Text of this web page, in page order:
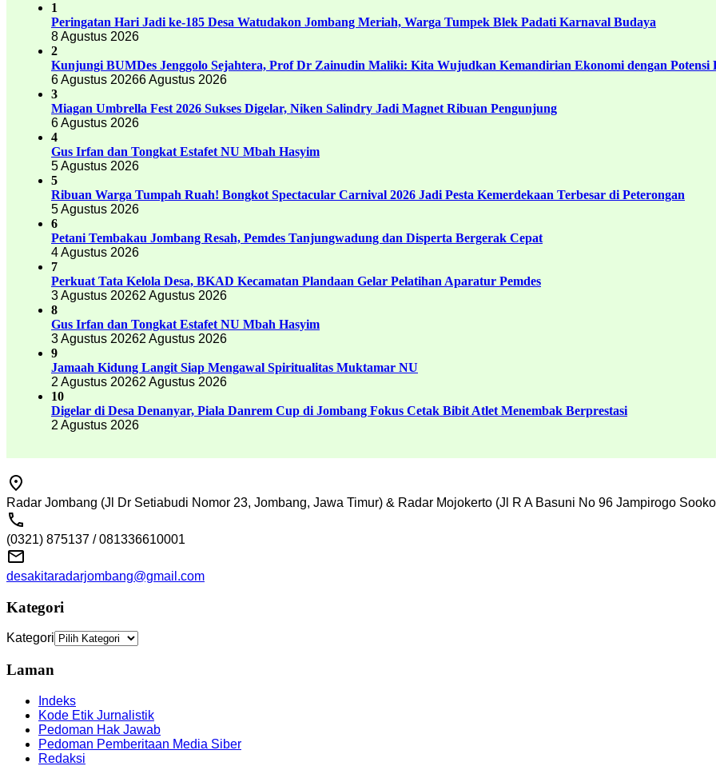
1
Peringatan Hari Jadi ke-185 Desa Watudakon Jombang Meriah, Warga Tumpek Blek Padati Karnaval Budaya
8 Agustus 2026
2
Kunjungi BUMDes Jenggolo Sejahtera, Prof Dr Zainudin Maliki: Kita Wujudkan Kemandirian Ekonomi dengan Potensi
6 Agustus 20266 Agustus 2026
3
Miagan Umbrella Fest 2026 Sukses Digelar, Niken Salindry Jadi Magnet Ribuan Pengunjung
6 Agustus 2026
4
Gus Irfan dan Tongkat Estafet NU Mbah Hasyim
5 Agustus 2026
5
Ribuan Warga Tumpah Ruah! Bongkot Spectacular Carnival 2026 Jadi Pesta Kemerdekaan Terbesar di Peterongan
5 Agustus 2026
6
Petani Tembakau Jombang Resah, Pemdes Tanjungwadung dan Disperta Bergerak Cepat
4 Agustus 2026
7
Perkuat Tata Kelola Desa, BKAD Kecamatan Plandaan Gelar Pelatihan Aparatur Pemdes
3 Agustus 20262 Agustus 2026
8
Gus Irfan dan Tongkat Estafet NU Mbah Hasyim
3 Agustus 20262 Agustus 2026
9
Jamaah Kidung Langit Siap Mengawal Spiritualitas Muktamar NU
2 Agustus 20262 Agustus 2026
10
Digelar di Desa Denanyar, Piala Danrem Cup di Jombang Fokus Cetak Bibit Atlet Menembak Berprestasi
2 Agustus 2026
Radar Jombang (Jl Dr Setiabudi Nomor 23, Jombang, Jawa Timur) & Radar Mojokerto (Jl R A Basuni No 96 Jampirogo
(0321) 875137 / 081336610001
desakitaradarjombang@gmail.com
Kategori
Kategori
Laman
Indeks
Kode Etik Jurnalistik
Pedoman Hak Jawab
Pedoman Pemberitaan Media Siber
Redaksi